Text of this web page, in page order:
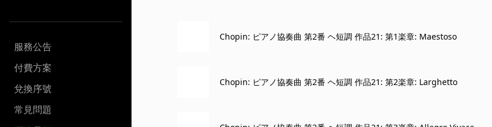
服務公告
付費方案
兌換序號
常見問題
Chopin: ピアノ協奏曲 第2番 ヘ短調 作品21: 第1楽章: Maestoso
Chopin: ピアノ協奏曲 第2番 ヘ短調 作品21: 第2楽章: Larghetto